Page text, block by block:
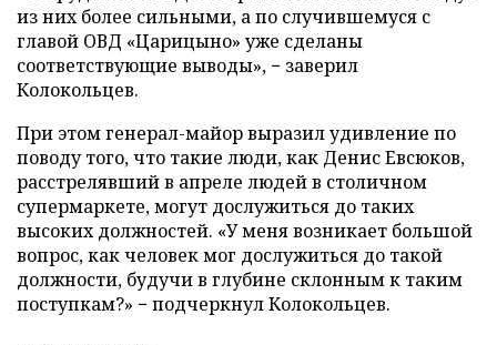
из них более сильными, а по случившемуся с
главой ОВД «Царицыно» уже сделаны
соответствующие выводы», − заверил
Колокольцев.
При этом генерал-майор выразил удивление по
поводу того, что такие люди, как Денис Евсюков,
расстрелявший в апреле людей в столичном
супермаркете, могут дослужиться до таких
высоких должностей. «У меня возникает большой
вопрос, как человек мог дослужиться до такой
должности, будучи в глубине склонным к таким
поступкам?» − подчеркнул Колокольцев.